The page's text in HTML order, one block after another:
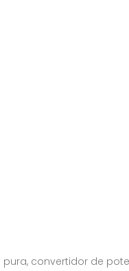
pura, convertidor de